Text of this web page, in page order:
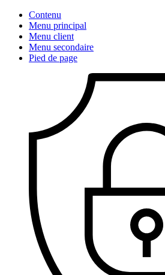
Contenu
Menu principal
Menu client
Menu secondaire
Pied de page